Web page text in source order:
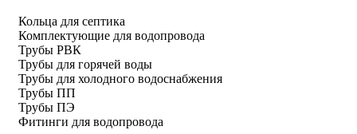
Кольца для септика
Комплектующие для водопровода
Трубы РВК
Трубы для горячей воды
Трубы для холодного водоснабжения
Трубы ПП
Трубы ПЭ
Фитинги для водопровода